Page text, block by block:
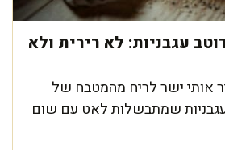
עגבניות: לא רירית ולא
אותי ישר לריח מהמטבח של
שמתבשלות לאט עם שום